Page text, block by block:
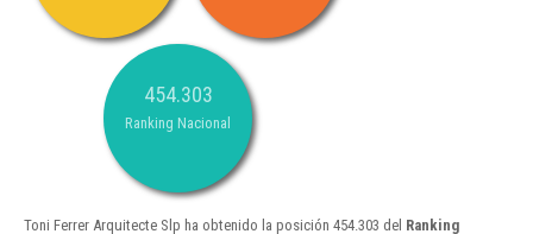
454.303
Ranking Nacional
Toni Ferrer Arquitecte Slp ha obtenido la posición 454.303 del Ranking